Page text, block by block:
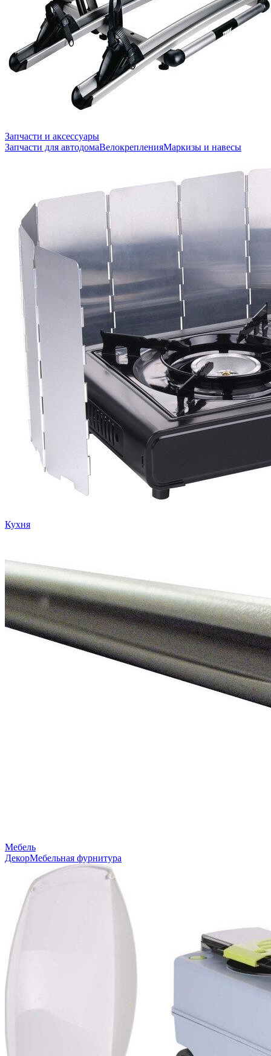
Запчасти и аксессуары
Запчасти для автодомаВелокрепленияМаркизы и навесы
Кухня
Мебель
ДекорМебельная фурнитура